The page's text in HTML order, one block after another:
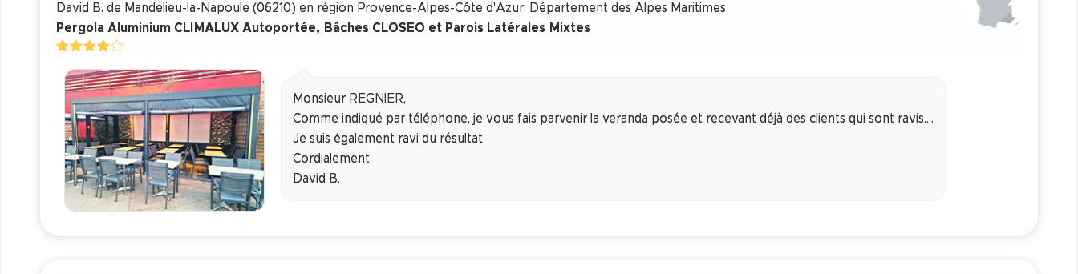
David B. de Mandelieu-la-Napoule (06210) en région Provence-Alpes-Côte d'Azur. Département des Alpes Maritimes
Pergola Aluminium CLIMALUX Autoportée, Bâches CLOSEO et Parois Latérales Mixtes
Monsieur REGNIER,
Comme indiqué par téléphone, je vous fais parvenir la veranda posée et recevant déjà des clients qui sont ravis....
Je suis également ravi du résultat
Cordialement
David B.